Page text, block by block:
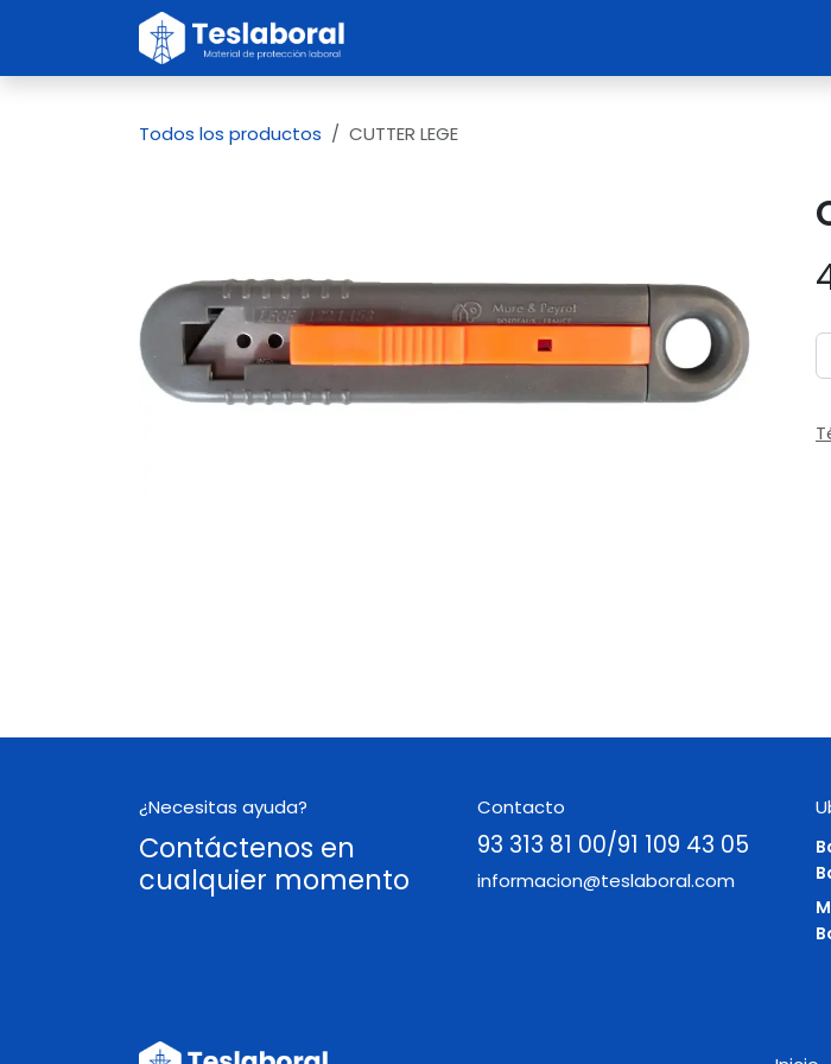
Todos los productos CUTTER LEGE
¿Necesitas ayuda?
Contáctenos en
cualquier momento
Contacto
93 313 81 00/91 109 43 05
informacion@teslaboral.com